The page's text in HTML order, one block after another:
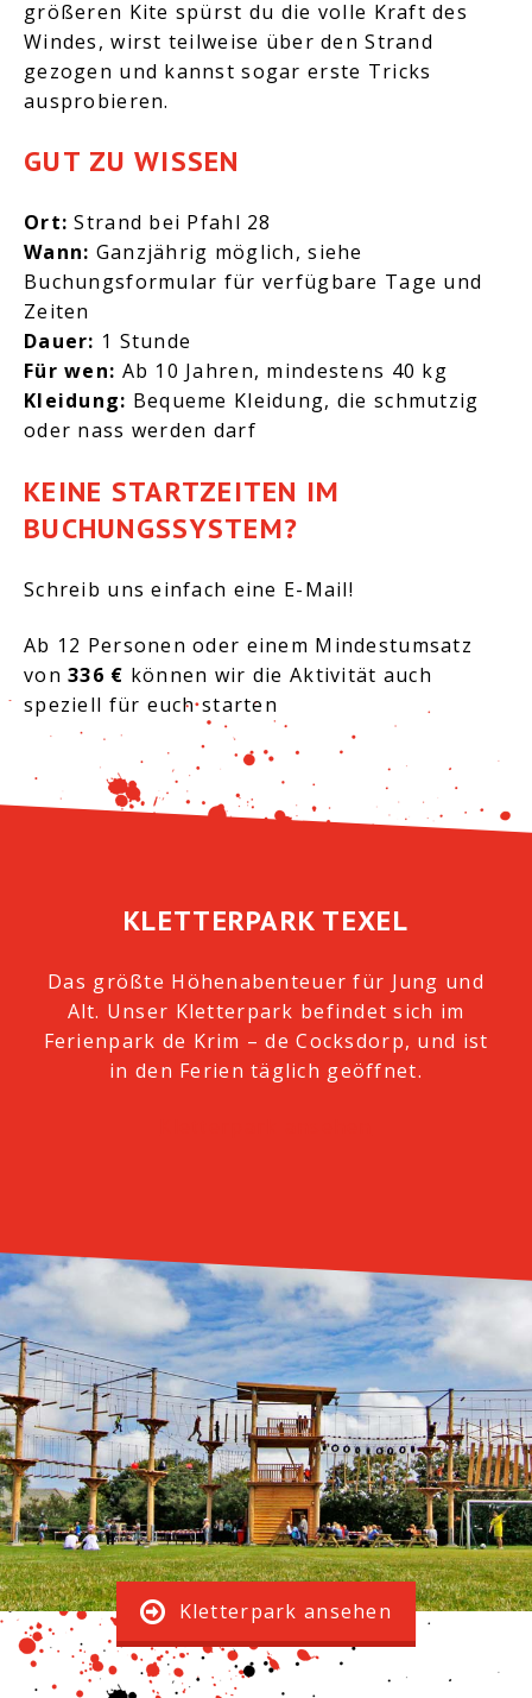
größeren Kite spürst du die volle Kraft des
Windes, wirst teilweise über den Strand
gezogen und kannst sogar erste Tricks
ausprobieren.
GUT ZU WISSEN
Ort: Strand bei Pfahl 28
Wann: Ganzjährig möglich, siehe
Buchungsformular für verfügbare Tage und
Zeiten
Dauer: 1 Stunde
Für wen: Ab 10 Jahren, mindestens 40 kg
Kleidung: Bequeme Kleidung, die schmutzig
oder nass werden darf
KEINE STARTZEITEN IM
BUCHUNGSSYSTEM?
Schreib uns einfach eine E-Mail!
Ab 12 Personen oder einem Mindestumsatz
von336 € können wir die Aktivität auch
speziell für euch starten
KLETTERPARK TEXEL
Das größte Höhenabenteuer für Jung und
Alt. Unser Kletterpark befindet sich im
Ferienpark de Krim – de Cocksdorp, und ist
in den Ferien täglich geöffnet.
Kletterpark ansehen